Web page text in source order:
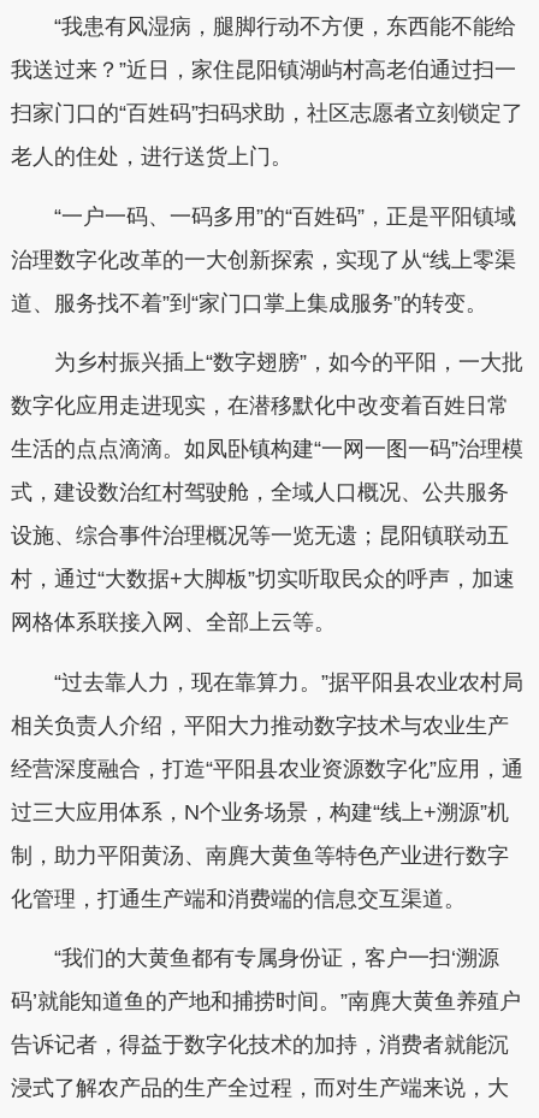
“我患有风湿病，腿脚行动不方便，东西能不能给
我送过来？”近日，家住昆阳镇湖屿村高老伯通过扫一
扫家门口的“百姓码”扫码求助，社区志愿者立刻锁定了
老人的住处，进行送货上门。
“一户一码、一码多用”的“百姓码”，正是平阳镇域
治理数字化改革的一大创新探索，实现了从“线上零渠
道、服务找不着”到“家门口掌上集成服务”的转变。
为乡村振兴插上“数字翅膀”，如今的平阳，一大批
数字化应用走进现实，在潜移默化中改变着百姓日常
生活的点点滴滴。如凤卧镇构建“一网一图一码”治理模
式，建设数治红村驾驶舱，全域人口概况、公共服务
设施、综合事件治理概况等一览无遗；昆阳镇联动五
村，通过“大数据+大脚板”切实听取民众的呼声，加速
网格体系联接入网、全部上云等。
“过去靠人力，现在靠算力。”据平阳县农业农村局
相关负责人介绍，平阳大力推动数字技术与农业生产
经营深度融合，打造“平阳县农业资源数字化”应用，通
过三大应用体系，N个业务场景，构建“线上+溯源”机
制，助力平阳黄汤、南麂大黄鱼等特色产业进行数字
化管理，打通生产端和消费端的信息交互渠道。
“我们的大黄鱼都有专属身份证，客户一扫‘溯源
码’就能知道鱼的产地和捕捞时间。”南麂大黄鱼养殖户
告诉记者，得益于数字化技术的加持，消费者就能沉
浸式了解农产品的生产全过程，而对生产端来说，大